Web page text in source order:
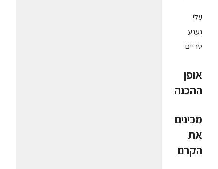
עלי
נענע
טריים
אופן
ההכנה
מכינים
את
הקרם